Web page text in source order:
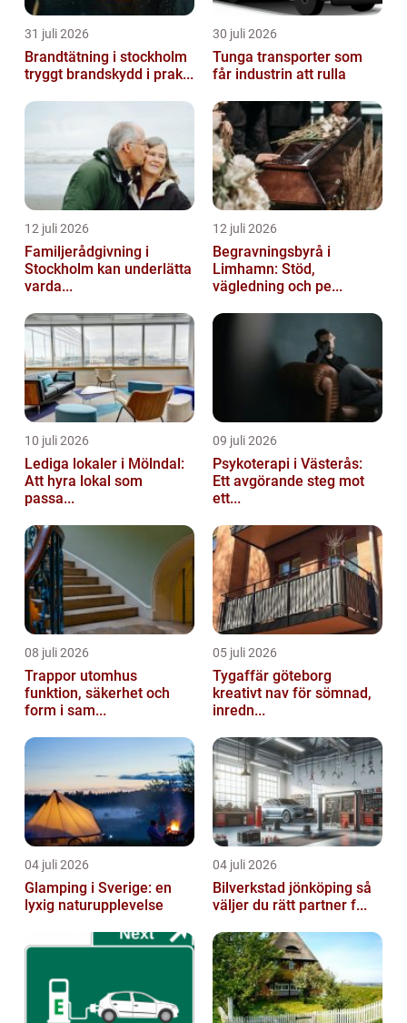
31 juli 2026
Brandtätning i stockholm
tryggt brandskydd i prak...
30 juli 2026
Tunga transporter som
får industrin att rulla
12 juli 2026
Familjerådgivning i
Stockholm kan underlätta
varda...
12 juli 2026
Begravningsbyrå i
Limhamn: Stöd,
vägledning och pe...
10 juli 2026
Lediga lokaler i Mölndal:
Att hyra lokal som
passa...
09 juli 2026
Psykoterapi i Västerås:
Ett avgörande steg mot
ett...
08 juli 2026
Trappor utomhus
funktion, säkerhet och
form i sam...
05 juli 2026
Tygaffär göteborg
kreativt nav för sömnad,
inredn...
04 juli 2026
Glamping i Sverige: en
lyxig naturupplevelse
04 juli 2026
Bilverkstad jönköping så
väljer du rätt partner f...